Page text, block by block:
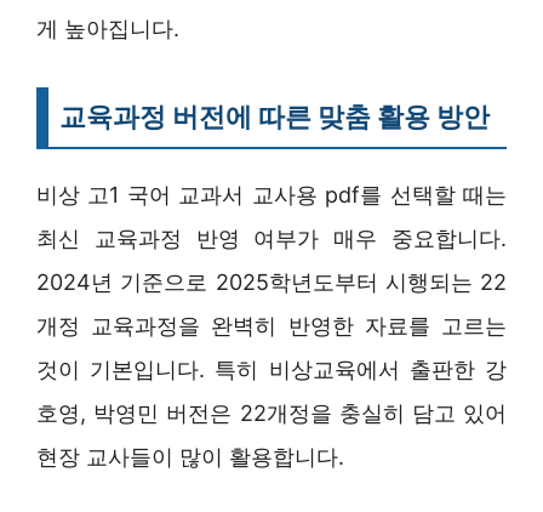
게 높아집니다.
교육과정 버전에 따른 맞춤 활용 방안
비상 고1 국어 교과서 교사용 pdf를 선택할 때는
최신 교육과정 반영 여부가 매우 중요합니다.
2024년 기준으로 2025학년도부터 시행되는 22
개정 교육과정을 완벽히 반영한 자료를 고르는
것이 기본입니다. 특히 비상교육에서 출판한 강
호영, 박영민 버전은 22개정을 충실히 담고 있어
현장 교사들이 많이 활용합니다.